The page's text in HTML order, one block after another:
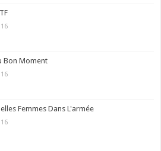
Bon Moment
Femmes Dans L'armée